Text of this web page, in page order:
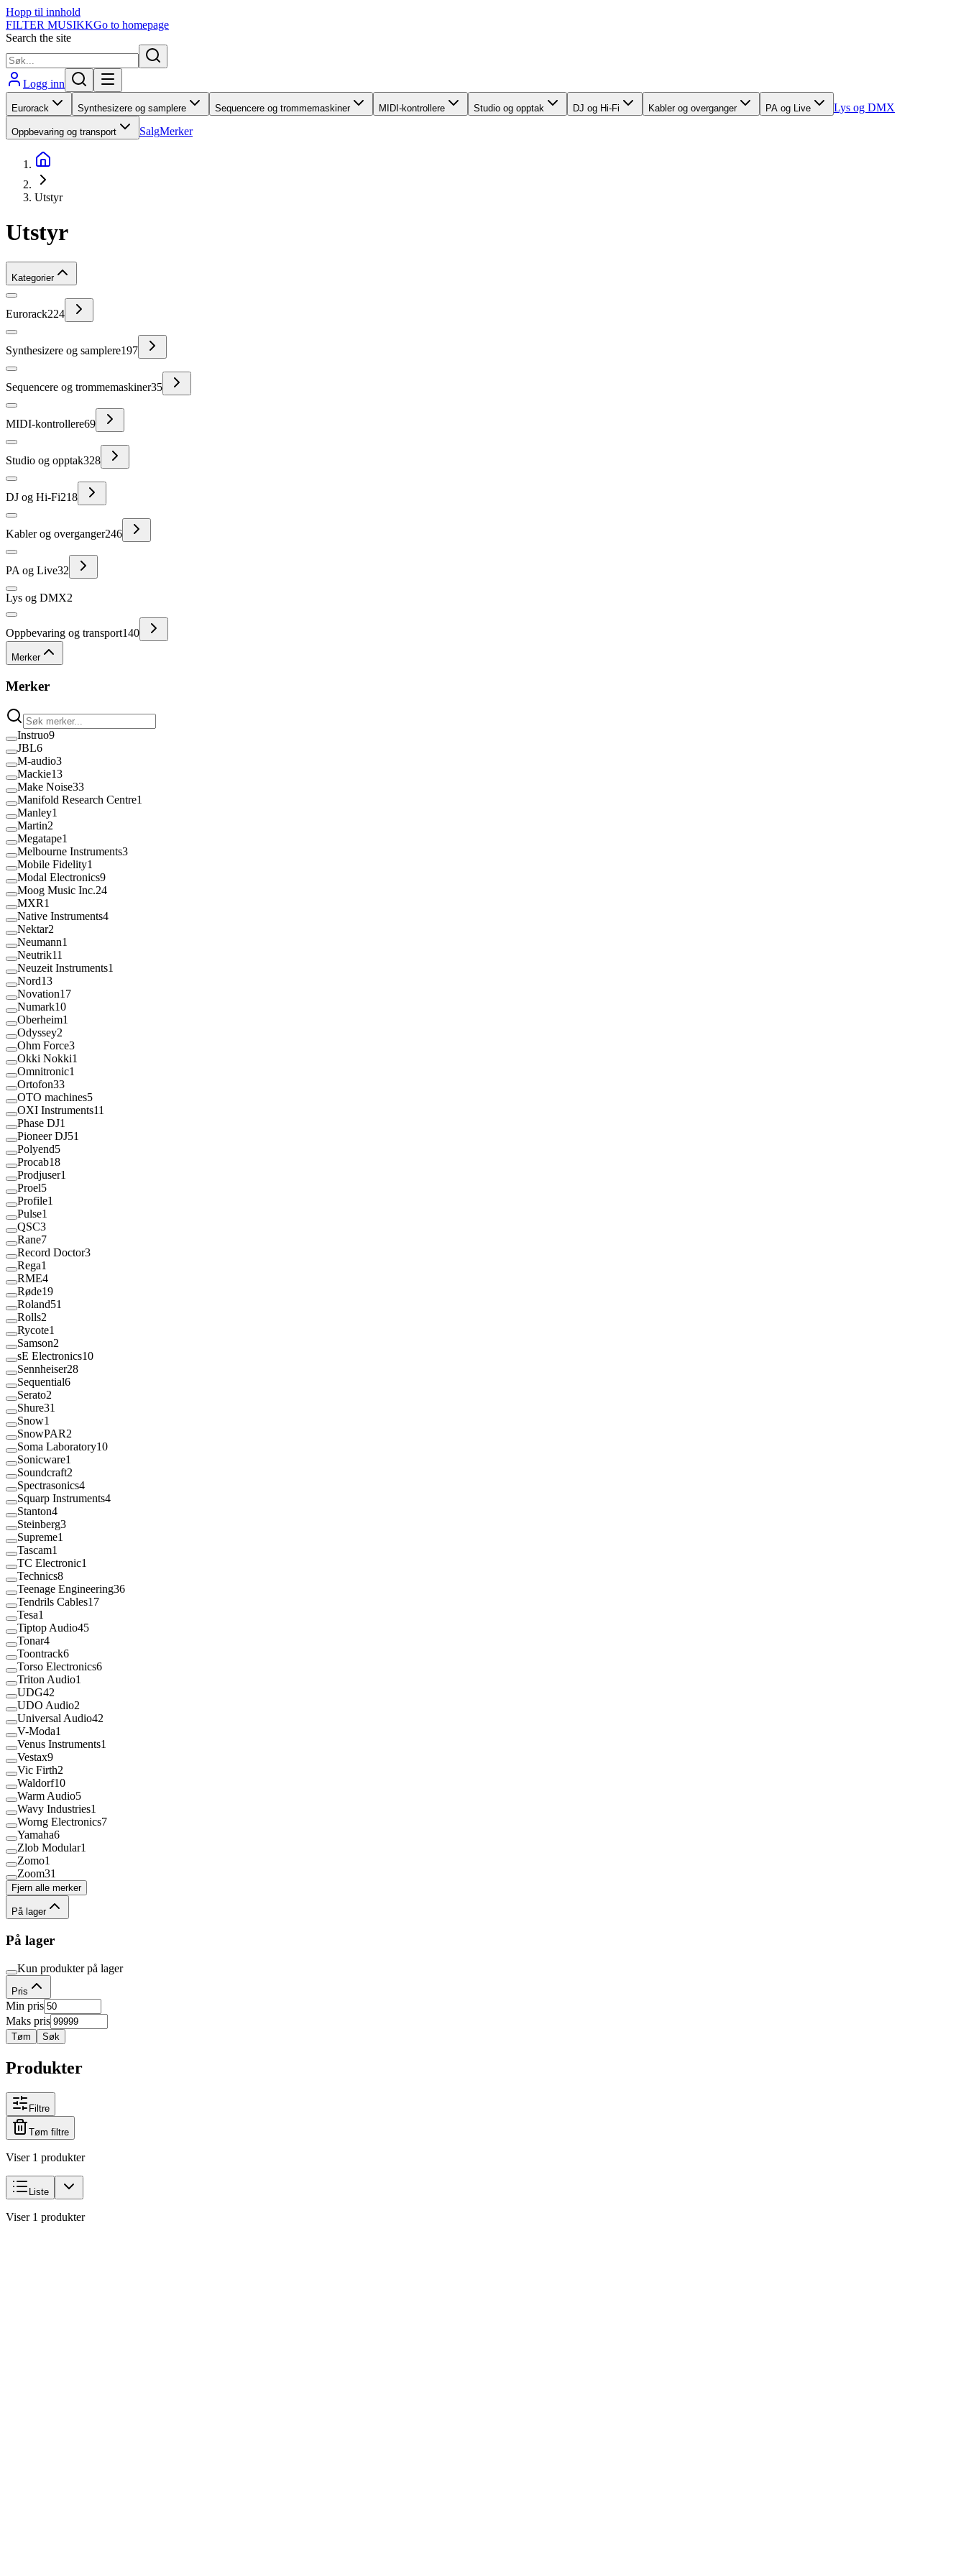
Hopp til innhold
FILTER MUSIKKGo to homepage
Search the site
Logg inn
Eurorack Synthesizere og samplere Sequencere og trommemaskiner MIDI-kontrollere Studio og opptak DJ og Hi-Fi Kabler og overganger PA og Live Lys og DMX
Oppbevaring og transport SalgMerker
Utstyr
Utstyr
Kategorier
Eurorack224
Synthesizere og samplere197
Sequencere og trommemaskiner35
MIDI-kontrollere69
Studio og opptak328
DJ og Hi-Fi218
Kabler og overganger246
PA og Live32
Lys og DMX2
Oppbevaring og transport140
Merker
Merker
Instruo9
JBL6
M-audio3
Mackie13
Make Noise33
Manifold Research Centre1
Manley1
Martin2
Megatape1
Melbourne Instruments3
Mobile Fidelity1
Modal Electronics9
Moog Music Inc.24
MXR1
Native Instruments4
Nektar2
Neumann1
Neutrik11
Neuzeit Instruments1
Nord13
Novation17
Numark10
Oberheim1
Odyssey2
Ohm Force3
Okki Nokki1
Omnitronic1
Ortofon33
OTO machines5
OXI Instruments11
Phase DJ1
Pioneer DJ51
Polyend5
Procab18
Prodjuser1
Proel5
Profile1
Pulse1
QSC3
Rane7
Record Doctor3
Rega1
RME4
Røde19
Roland51
Rolls2
Rycote1
Samson2
sE Electronics10
Sennheiser28
Sequential6
Serato2
Shure31
Snow1
SnowPAR2
Soma Laboratory10
Sonicware1
Soundcraft2
Spectrasonics4
Squarp Instruments4
Stanton4
Steinberg3
Supreme1
Tascam1
TC Electronic1
Technics8
Teenage Engineering36
Tendrils Cables17
Tesa1
Tiptop Audio45
Tonar4
Toontrack6
Torso Electronics6
Triton Audio1
UDG42
UDO Audio2
Universal Audio42
V-Moda1
Venus Instruments1
Vestax9
Vic Firth2
Waldorf10
Warm Audio5
Wavy Industries1
Worng Electronics7
Yamaha6
Zlob Modular1
Zomo1
Zoom31
Fjern alle merker
På lager
På lager
Kun produkter på lager
Pris
Min pris
Maks pris
Tøm Søk
Produkter
Filtre
Tøm filtre
Viser 1 produkter
Liste
Viser 1 produkter